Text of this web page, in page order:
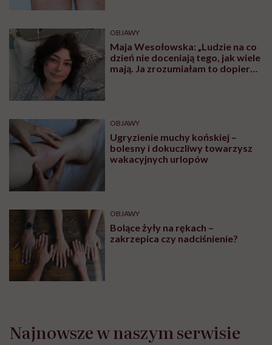
OBJAWY
Maja Wesołowska: „Ludzie na co
dzień nie doceniają tego, jak wiele
mają. Ja zrozumiałam to dopiero,
OBJAWY
Ugryzienie muchy końskiej –
bolesny i dokuczliwy towarzysz
wakacyjnych urlopów
OBJAWY
Bolące żyły na rękach –
zakrzepica czy nadciśnienie?
Najnowsze w naszym serwisie